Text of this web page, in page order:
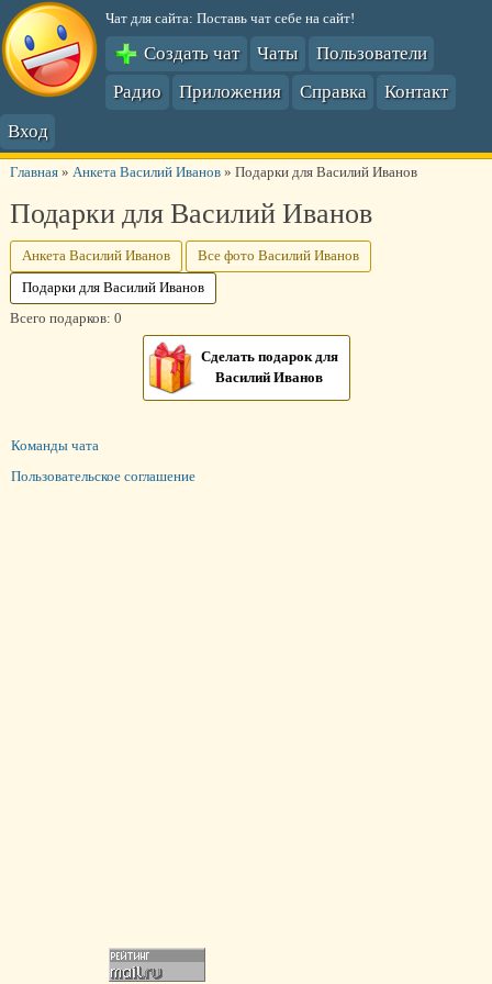
Чат для сайта: Поставь чат себе на сайт!
Создать чат Чаты
Пользователи
Радио
Приложения Справка
Контакт
Вход
Главная» Анкета Василий Иванов» Подарки для Василий Иванов
Подарки для Василий Иванов
Анкета Василий Иванов Все фото Василий Иванов
Подарки для Василий Иванов
Всего подарков: 0
Сделать подарок для
Василий Иванов
Команды чата
Пользовательское соглашение